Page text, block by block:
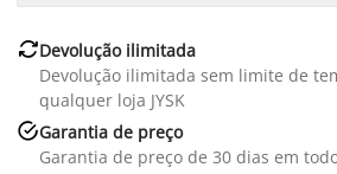
Devolução ilimitada
Devolução ilimitada sem limite de
qualquer loja JYSK
Garantia de preço
Garantia de preço de 30 dias em